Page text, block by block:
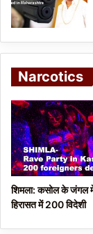
Narcotics
शिमला: कसोल के जंगल में
हिरासत में 200 विदेशी